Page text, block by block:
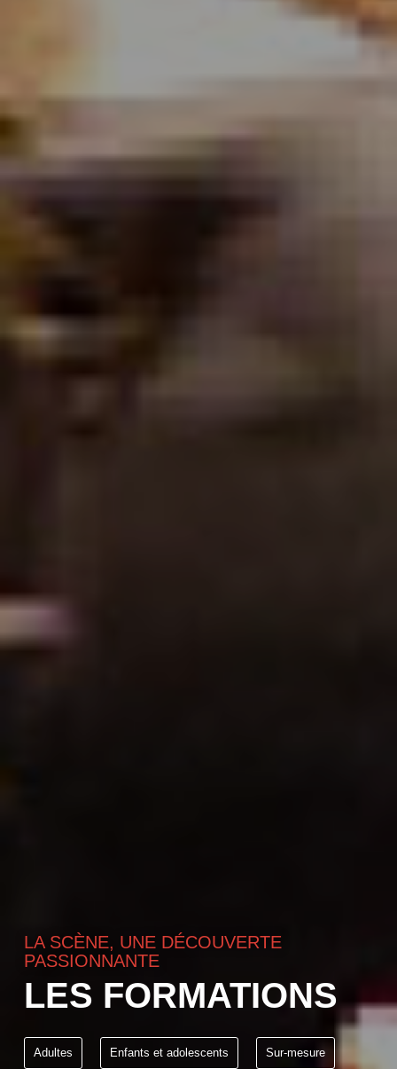
LA SCÈNE, UNE DÉCOUVERTE
PASSIONNANTE
LES FORMATIONS
Adultes Enfants et adolescents Sur-mesure